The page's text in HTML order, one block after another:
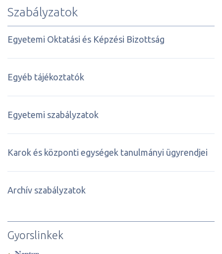
Szabályzatok
Egyetemi Oktatási és Képzési Bizottság
Egyéb tájékoztatók
Egyetemi szabályzatok
Karok és központi egységek tanulmányi ügyrendjei
Archív szabályzatok
Gyorslinkek